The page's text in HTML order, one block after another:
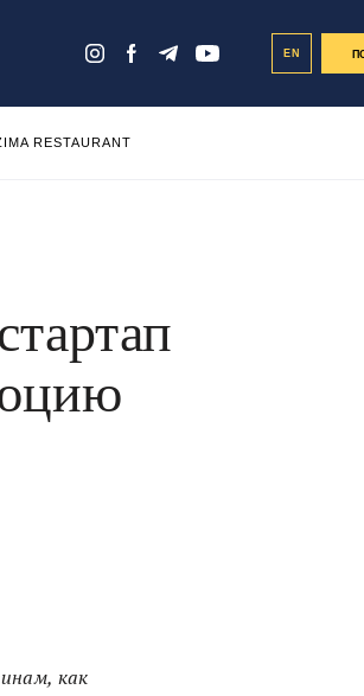
EN
RESTAURANT
как